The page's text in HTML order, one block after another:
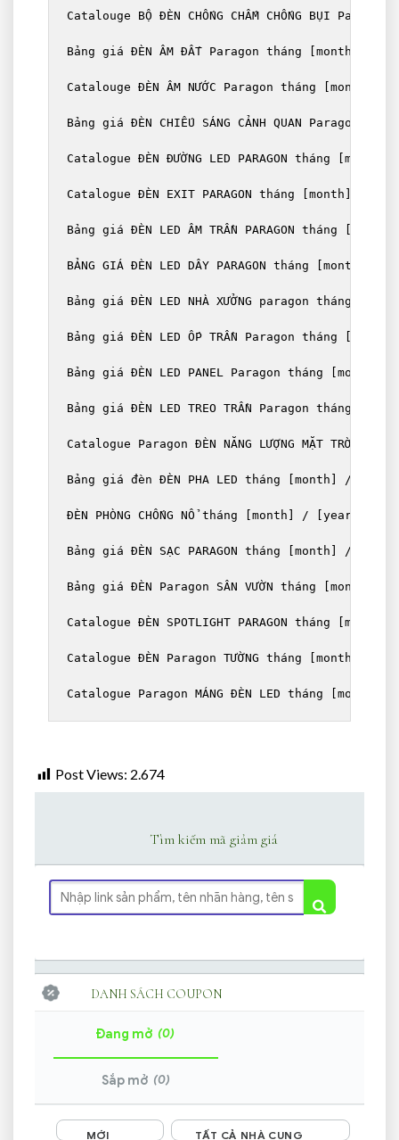
Catalouge BỘ ĐÈN CHỐNG CHẤM CHỐNG BỤI
Bảng giá ĐÈN ÂM ĐẤT Paragon tháng [month] /
Catalouge ĐÈN ÂM NƯỚC Paragon tháng [month]
Bảng giá ĐÈN CHIẾU SÁNG CẢNH QUAN Paragon
Catalogue ĐÈN ĐƯỜNG LED PARAGON tháng
Catalogue ĐÈN EXIT PARAGON tháng [month] /
Bảng giá ĐÈN LED ÂM TRẦN PARAGON tháng
BẢNG GIÁ ĐÈN LED DÂY PARAGON tháng [month] /
Bảng giá ĐÈN LED NHÀ XƯỞNG paragon tháng
Bảng giá ĐÈN LED ỐP TRẦN Paragon tháng
Bảng giá ĐÈN LED PANEL Paragon tháng [month]
Bảng giá ĐÈN LED TREO TRẦN Paragon tháng
Catalogue Paragon ĐÈN NĂNG LƯỢNG MẶT TRỜI
Bảng giá đèn ĐÈN PHA LED tháng [month] /
ĐÈN PHÒNG CHỐNG NỔ tháng [month] / [year]
Bảng giá ĐÈN SẠC PARAGON tháng [month] /
Bảng giá ĐÈN Paragon SÂN VƯỜN tháng [month]
Catalogue ĐÈN SPOTLIGHT PARAGON tháng
Catalogue ĐÈN Paragon TƯỜNG tháng [month] /
Catalogue Paragon MÁNG ĐÈN LED tháng
Post Views: 2.674
Tìm kiếm mã giảm giá
DANH SÁCH COUPON
Đang mở (0)
Sắp mở (0)
MỚI TẤT CẢ NHÀ CUNG